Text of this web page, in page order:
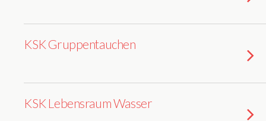
KSK Gruppentauchen
KSK Lebensraum Wasser